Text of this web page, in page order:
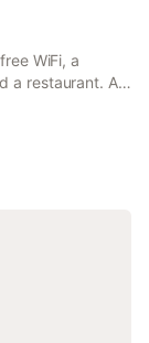
WiFi, a
a restaurant. At
a wardrobe.